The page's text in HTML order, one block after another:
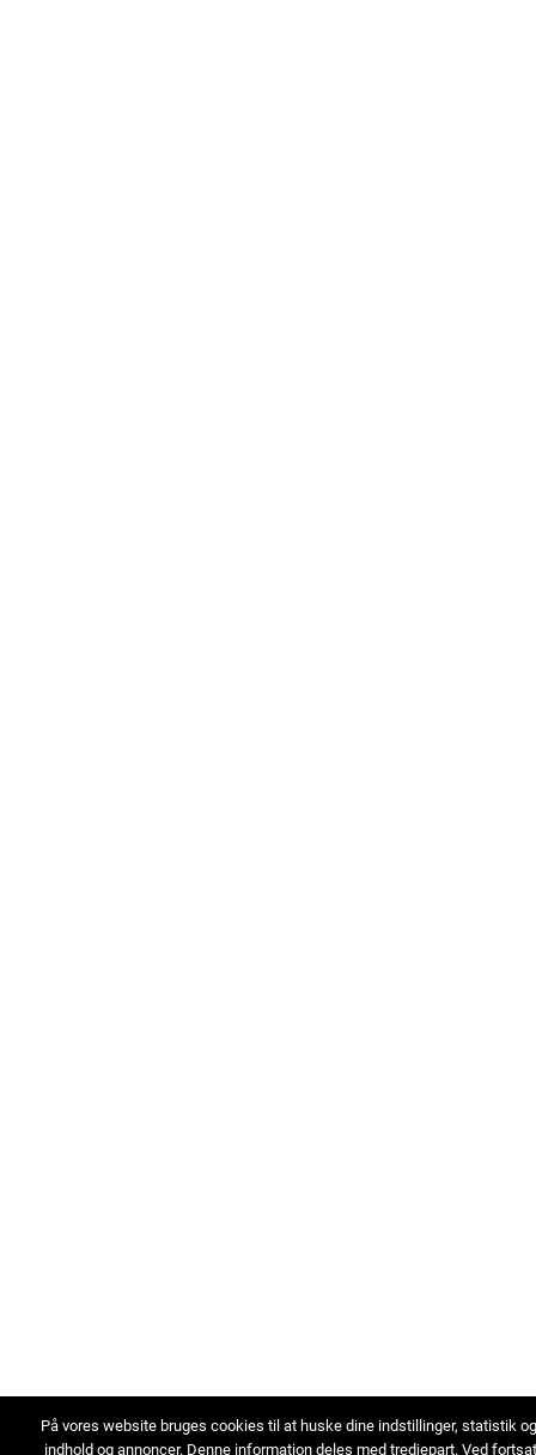
På vores website bruges cookies til at huske dine indstillinger, statistik
indhold og annoncer. Denne information deles med tredjepart. Ved